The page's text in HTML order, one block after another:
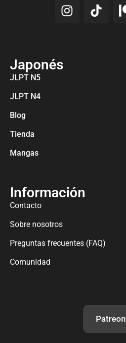
Japonés
JLPT N5
JLPT N4
Blog
Tienda
Mangas
Información
Contacto
Sobre nosotros
Preguntas frecuentes (FAQ)
Comunidad
Patreon